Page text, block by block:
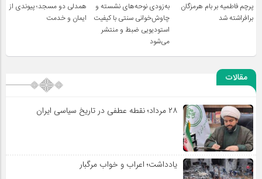
پرچم فاطمیه بر بام هرمزگان
برافراشته شد
به‌زودی نوحه‌های نشسته و
چاوش‌خوانی سنتی با کیفیت
استودیویی ضبط و منتشر
می‌شود
همدلی دو مسجد؛ پیوندی از
ایمان و خدمت
مقالات
۲۸ مرداد؛ نقطه عطفی در تاریخ سیاسی ایران
یادداشت؛ اعراب و خواب مرگبار